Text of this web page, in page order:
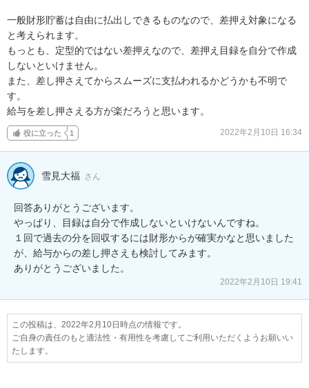
一般財形貯蓄は自由に払出しできるものなので、差押え対象になる
と考えられます。
もっとも、定型的ではない差押えなので、差押え目録を自分で作成
しないといけません。
また、差し押さえてからスムーズに支払われるかどうかも不明で
す。
給与を差し押さえる方が楽だろうと思います。
役に立った 1 2022年2月10日 16:34
雪見大福 さん
回答ありがとうございます。
やっぱり、目録は自分で作成しないといけないんですね。
１回で過去の分を回収するには財形からが確実かなと思いました
が、給与からの差し押さえも検討してみます。
ありがとうございました。
2022年2月10日 19:41
この投稿は、2022年2月10日時点の情報です。
ご自身の責任のもと適法性・有用性を考慮してご利用いただくようお願いい
たします。